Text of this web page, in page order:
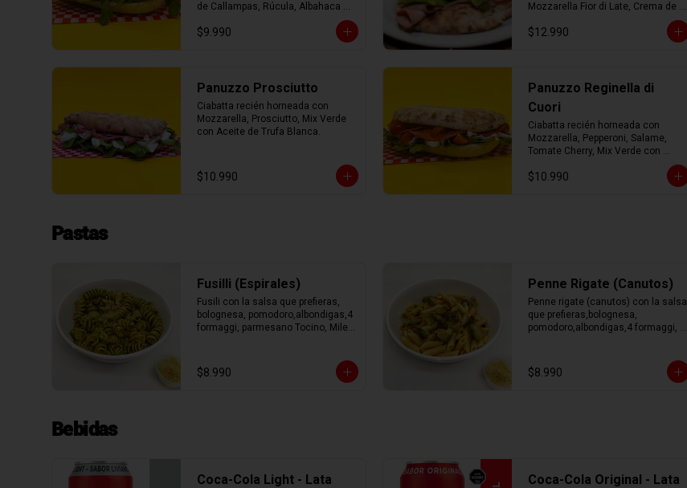
de Callampas, Rúcula, Albahaca
$9.990
Mozzarella Fior di Late, Crema de
mozzarella fresca y mix verde con
AOEV
$12.990
Panuzzo Prosciutto
Ciabatta recién horneada con
Mozzarella, Prosciutto, Mix Verde
con Aceite de Trufa Blanca.
$10.990
Panuzzo Reginella di
Cuori
Ciabatta recién horneada con
Mozzarella, Pepperoni, Salame,
Tomate Cherry, Mix Verde con
$10.990
Pastas
Fusilli (Espirales)
Fusili con la salsa que prefieras,
bolognesa, pomodoro,albondigas,4
formaggi, parmesano Tocino, Mile
$8.990
Penne Rigate (Canutos)
Penne rigate (canutos) con la salsa
que prefieras,bolognesa,
pomodoro,albondigas,4 formaggi,
$8.990
Bebidas
Coca-Cola Light - Lata
Coca-Cola Original - Lata